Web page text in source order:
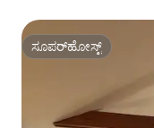
ಸೂಪರ್‌ಹೋಸ್ಟ್
ಸೂಪರ್‌ಹೋಸ್ಟ್